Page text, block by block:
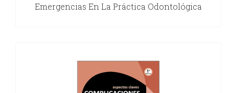
Emergencias En La Práctica Odontológica